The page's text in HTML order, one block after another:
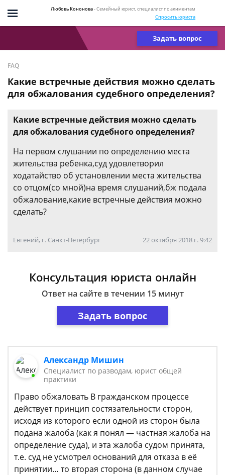
Любовь Кононова- Семейный юрист, специалист по алиментам
Спросить юриста
Задать вопрос
FAQ
Какие встречные действия можно сделать
для обжалования судебного определения?
Какие встречные действия можно сделать
для обжалования судебного определения?
На первом слушании по определению места
жительства ребенка,суд удовлетворил
ходатайство об установлении места жительства
со отцом(со мной)на время слушаний,бж подала
обжалование,какие встречные действия можно
сделать?
Евгений, г. Санкт-Петербург 22 октября 2018 г. 9:42
Консультация юриста онлайн
Ответ на сайте в течении 15 минут
Задать вопрос
Александр Мишин
Специалист по разводам, юрист общей
практики
Право обжаловать В гражданском процессе
действует принцип состязательности сторон,
исходя из которого если одной из сторон была
подана жалоба (как я понял — частная жалоба на
определение суда), и эта жалоба судом принята,
т.е. суд не усмотрел оснований для отказа в её
принятии… то вторая сторона (в данном случае